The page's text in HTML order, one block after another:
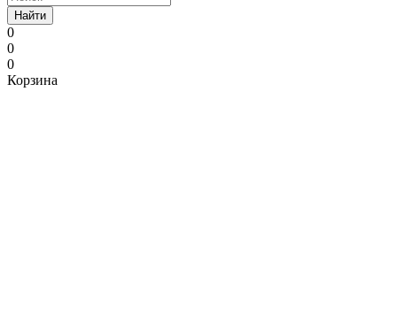
Найти
0
0
0
Корзина